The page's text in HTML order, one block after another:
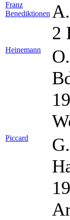
Franz
Benediktionen
2
Heinemann
Piccard